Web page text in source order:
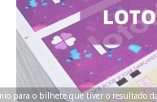
para o bilhete que tiver o resultado